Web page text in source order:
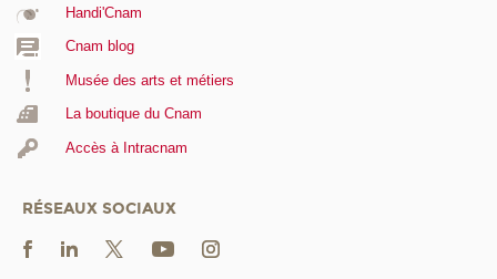
Handi'Cnam
Cnam blog
Musée des arts et métiers
La boutique du Cnam
Accès à Intracnam
RÉSEAUX SOCIAUX